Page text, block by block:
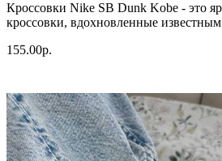
Кроссовки Nike SB Dunk Kobe - это
кроссовки, вдохновленные известным
155.00р.